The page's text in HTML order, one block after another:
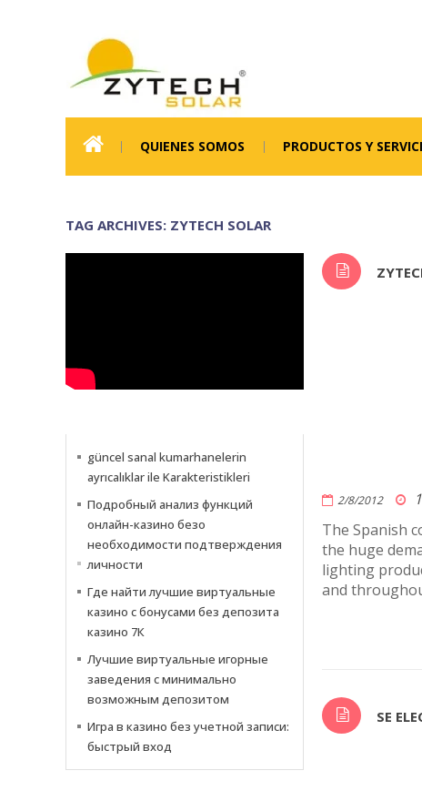
QUIENES SOMOS PRODUCTOS Y
TAG ARCHIVES: ZYTECH SOLAR
2/8/2012
The Spanish
the huge
lighting
and
SE
güncel sanal kumarhanelerin
ayrıcalıklar ile Karakteristikleri
Подробный анализ функций
онлайн-казино безо
необходимости подтверждения
личности
Где найти лучшие виртуальные
казино с бонусами без депозита
казино 7К
Лучшие виртуальные игорные
заведения с минимально
возможным депозитом
Игра в казино без учетной записи:
быстрый вход